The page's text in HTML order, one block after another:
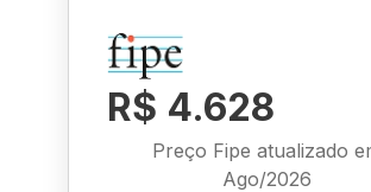
R$ 4.628
Preço Fipe atualizado
Ago/2026